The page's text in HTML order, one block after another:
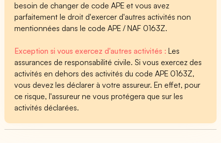
besoin de changer de code APE et vous avez
parfaitement le droit d'exercer d'autres activités non
mentionnées dans le code APE / NAF 0163Z.
Exception si vous exercez d'autres activités :Les
assurances de responsabilité civile. Si vous exercez des
activités en dehors des activités du code APE 0163Z,
vous devez les déclarer à votre assureur. En effet, pour
ce risque, l'assureur ne vous protégera que sur les
activités déclarées.